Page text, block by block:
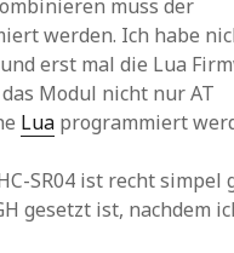
muss der
werden. Ich habe
erst mal die Lua
Modul nicht nur AT
Lua programmiert
SR04 ist recht simpel
gesetzt ist, nachdem